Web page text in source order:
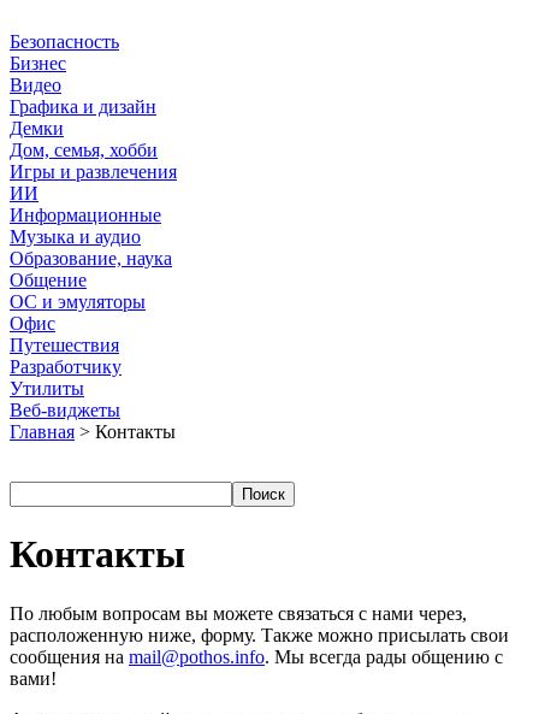
Безопасность
Бизнес
Видео
Графика и дизайн
Демки
Дом, семья, хобби
Игры и развлечения
ИИ
Информационные
Музыка и аудио
Образование, наука
Общение
ОС и эмуляторы
Офис
Путешествия
Разработчику
Утилиты
Веб-виджеты
Главная > Контакты
Контакты
По любым вопросам вы можете связаться с нами через,
расположенную ниже, форму. Также можно присылать свои
сообщения на mail@pothos.info. Мы всегда рады общению с
вами!